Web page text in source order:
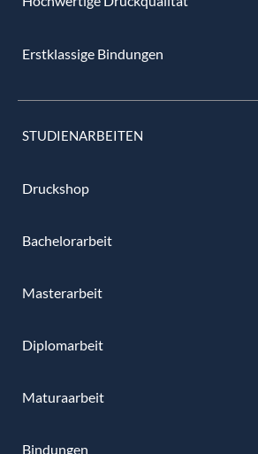
Erstklassige Bindungen
STUDIENARBEITEN
Druckshop
Bachelorarbeit
Masterarbeit
Diplomarbeit
Maturaarbeit
Bindungen